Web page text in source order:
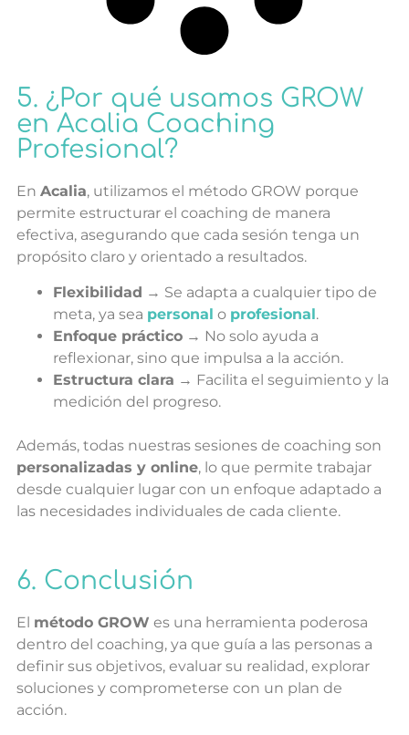
5. ¿Por qué usamos GROW
en Acalia Coaching
Profesional?
En Acalia, utilizamos el método GROW porque
permite estructurar el coaching de manera
efectiva, asegurando que cada sesión tenga un
propósito claro y orientado a resultados.
Flexibilidad → Se adapta a cualquier tipo de
meta, ya sea personal o profesional.
Enfoque práctico → No solo ayuda a
reflexionar, sino que impulsa a la acción.
Estructura clara → Facilita el seguimiento y la
medición del progreso.
Además, todas nuestras sesiones de coaching son
personalizadas y online, lo que permite trabajar
desde cualquier lugar con un enfoque adaptado a
las necesidades individuales de cada cliente.
6. Conclusión
El método GROW es una herramienta poderosa
dentro del coaching, ya que guía a las personas a
definir sus objetivos, evaluar su realidad, explorar
soluciones y comprometerse con un plan de
acción.